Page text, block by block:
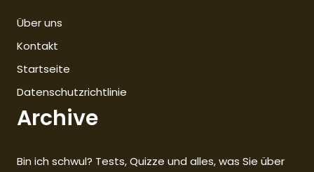
Über uns
Kontakt
Startseite
Datenschutzrichtlinie
Archive
Bin ich schwul? Tests, Quizze und alles, was Sie über